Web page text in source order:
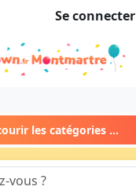
Se connecter
les catégories ...